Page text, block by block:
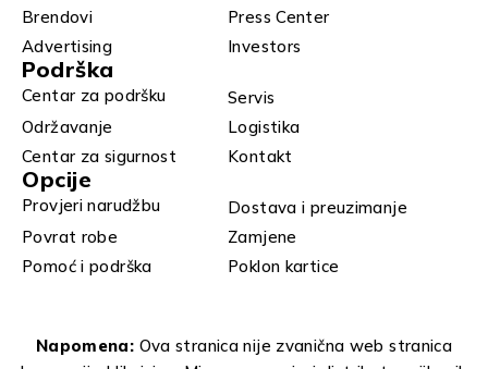
Brendovi
Press Center
Advertising
Investors
Podrška
Centar za podršku
Servis
Održavanje
Logistika
Centar za sigurnost
Kontakt
Opcije
Provjeri narudžbu
Dostava i preuzimanje
Povrat robe
Zamjene
Pomoć i podrška
Poklon kartice
Napomena: Ova stranica nije zvanična web stranica